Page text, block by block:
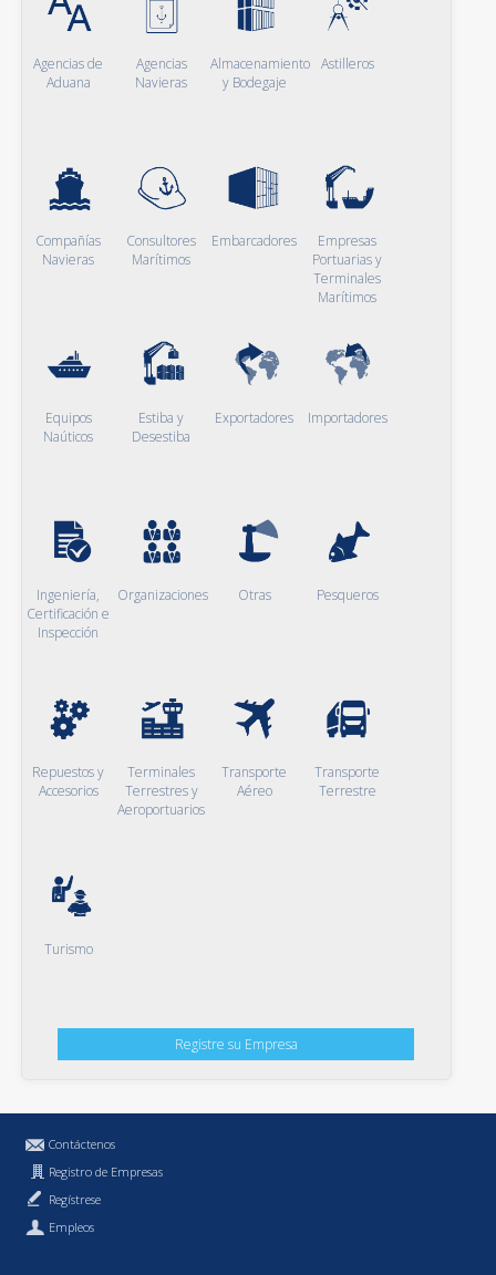
Agencias de
Aduana
Agencias
Navieras
Almacenamiento
y Bodegaje
Astilleros
Compañías
Navieras
Consultores
Marítimos
Embarcadores
Empresas
Portuarias y
Terminales
Marítimos
Equipos
Naúticos
Estiba y
Desestiba
Exportadores Importadores
Ingeniería,
Certificación e
Inspección
Organizaciones Otras Pesqueros
Repuestos y
Accesorios
Terminales
Terrestres y
Aeroportuarios
Transporte
Aéreo
Transporte
Terrestre
Turismo
Registre su Empresa
Contáctenos
Registro de Empresas
Regístrese
Empleos